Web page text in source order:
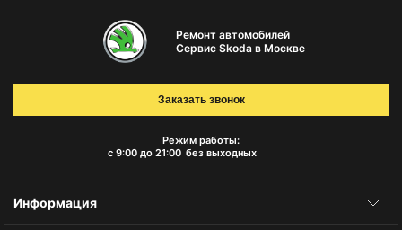
Ремонт автомобилей
Сервис Skoda в Москве
Режим работы:
с 9:00 до 21:00 без выходных
Заказать звонок
Информация